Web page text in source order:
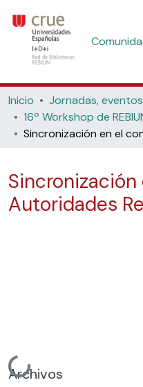
Inicio Jornadas, eventos
Autoridades
Cargando...
Archivos